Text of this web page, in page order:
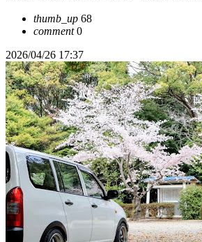
thumb_up 68
comment0
2026/04/26 17:37